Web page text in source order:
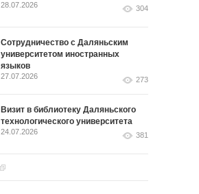
28.07.2026 304
Сотрудничество с Даляньским
университетом иностранных
языков
27.07.2026 273
Визит в библиотеку Даляньского
технологического университета
24.07.2026 381